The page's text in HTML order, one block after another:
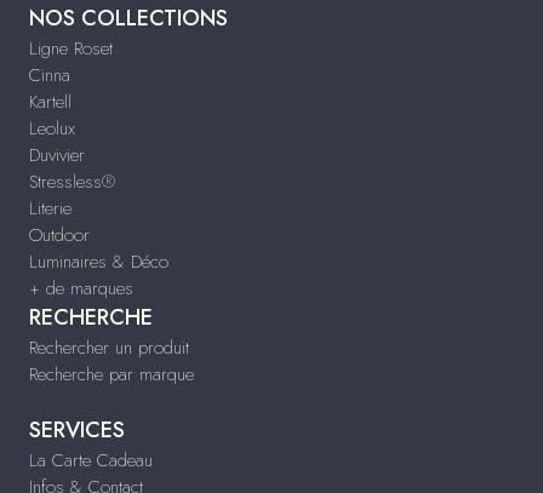
NOS COLLECTIONS
Ligne Roset
Cinna
Kartell
Leolux
Duvivier
Stressless®
Literie
Outdoor
Luminaires & Déco
+ de marques
RECHERCHE
Rechercher un produit
Recherche par marque
SERVICES
La Carte Cadeau
Infos & Contact